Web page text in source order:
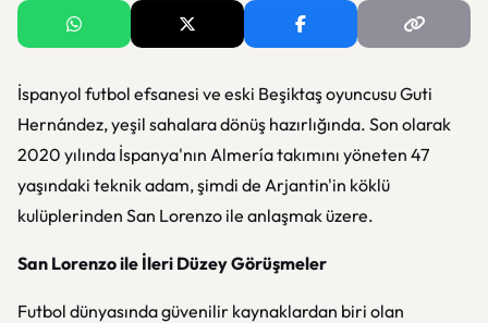
İspanyol futbol efsanesi ve eski Beşiktaş oyuncusu Guti
Hernández, yeşil sahalara dönüş hazırlığında. Son olarak
2020 yılında İspanya'nın Almería takımını yöneten 47
yaşındaki teknik adam, şimdi de Arjantin'in köklü
kulüplerinden San Lorenzo ile anlaşmak üzere.
San Lorenzo ile İleri Düzey Görüşmeler
Futbol dünyasında güvenilir kaynaklardan biri olan